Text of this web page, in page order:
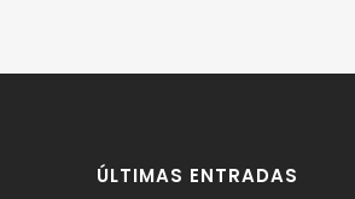
ÚLTIMAS ENTRADAS